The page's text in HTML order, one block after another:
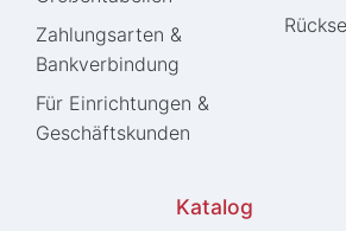
Zahlungsarten &
Bankverbindung
Für Einrichtungen &
Geschäftskunden
Katalog